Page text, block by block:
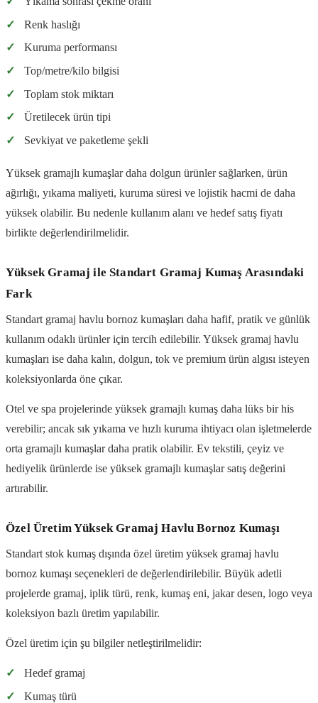
✓
Renk haslığı
✓
Kuruma performansı
✓
Top/metre/kilo bilgisi
✓
Toplam stok miktarı
✓
Üretilecek ürün tipi
✓
Sevkiyat ve paketleme şekli
Yüksek gramajlı kumaşlar daha dolgun ürünler sağlarken, ürün
ağırlığı, yıkama maliyeti, kuruma süresi ve lojistik hacmi de daha
yüksek olabilir. Bu nedenle kullanım alanı ve hedef satış fiyatı
birlikte değerlendirilmelidir.
Yüksek Gramaj ile Standart Gramaj Kumaş Arasındaki
Fark
Standart gramaj havlu bornoz kumaşları daha hafif, pratik ve günlük
kullanım odaklı ürünler için tercih edilebilir. Yüksek gramaj havlu
kumaşları ise daha kalın, dolgun, tok ve premium ürün algısı isteyen
koleksiyonlarda öne çıkar.
Otel ve spa projelerinde yüksek gramajlı kumaş daha lüks bir his
verebilir; ancak sık yıkama ve hızlı kuruma ihtiyacı olan işletmelerde
orta gramajlı kumaşlar daha pratik olabilir. Ev tekstili, çeyiz ve
hediyelik ürünlerde ise yüksek gramajlı kumaşlar satış değerini
artırabilir.
Özel Üretim Yüksek Gramaj Havlu Bornoz Kumaşı
Standart stok kumaş dışında özel üretim yüksek gramaj havlu
bornoz kumaşı seçenekleri de değerlendirilebilir. Büyük adetli
projelerde gramaj, iplik türü, renk, kumaş eni, jakar desen, logo veya
koleksiyon bazlı üretim yapılabilir.
Özel üretim için şu bilgiler netleştirilmelidir:
✓
Hedef gramaj
✓
Kumaş türü